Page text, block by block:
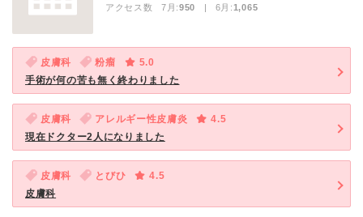
アクセス数 7月:950 | 6月:1,065
皮膚科 粉瘤
5.0
手術が何の苦も無く終わりました
皮膚科 アレルギー性皮膚炎
4.5
現在ドクター2人になりました
皮膚科 とびひ
4.5
皮膚科